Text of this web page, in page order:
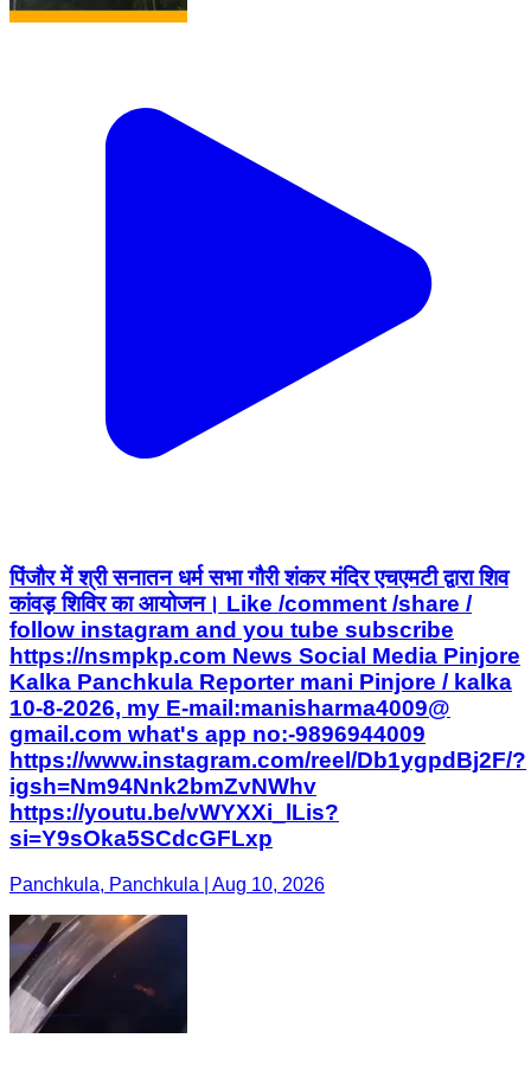
पिंजौर में श्री सनातन धर्म सभा गौरी शंकर मंदिर एचएमटी द्वारा शिव
कांवड़ शिविर का आयोजन। Like /comment /share /
follow instagram and you tube subscribe
https://nsmpkp.com News Social Media Pinjore
Kalka Panchkula Reporter mani Pinjore / kalka
10-8-2026, my E-mail:manisharma4009@
gmail.com what's app no:-9896944009
https://www.instagram.com/reel/Db1ygpdBj2F/?
igsh=Nm94Nnk2bmZvNWhv
https://youtu.be/vWYXXi_lLis?
si=Y9sOka5SCdcGFLxp
Panchkula, Panchkula | Aug 10, 2026